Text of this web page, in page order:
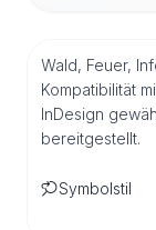
Wald, Feuer,
Kompatibilität
InDesign
bereitgestellt.
Symbolstil